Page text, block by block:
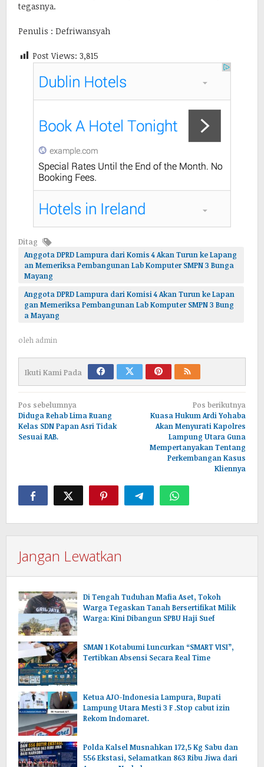
tegasnya.
Penulis : Defriwansyah
Post Views: 3,815
Ditag
Anggota DPRD Lampura dari Komis 4 Akan Turun ke Lapang
an Memeriksa Pembangunan Lab Komputer SMPN 3 Bunga
Mayang
Anggota DPRD Lampura dari Komisi 4 Akan Turun ke Lapan
gan Memeriksa Pembangunan Lab Komputer SMPN 3 Bung
a Mayang
oleh admin
Ikuti Kami Pada
Navigasi
pos
Pos sebelumnya
Diduga Rehab Lima Ruang
Kelas SDN Papan Asri Tidak
Sesuai RAB.
Pos berikutnya
Kuasa Hukum Ardi Yohaba
Akan Menyurati Kapolres
Lampung Utara Guna
Mempertanyakan Tentang
Perkembangan Kasus
Kliennya
Jangan Lewatkan
Di Tengah Tuduhan Mafia Aset, Tokoh
Warga Tegaskan Tanah Bersertifikat Milik
Warga: Kini Dibangun SPBU Haji Suef
SMAN 1 Kotabumi Luncurkan “SMART VISI”,
Tertibkan Absensi Secara Real Time
Ketua AJO-Indonesia Lampura, Bupati
Lampung Utara Mesti 3 F .Stop cabut izin
Rekom Indomaret.
Polda Kalsel Musnahkan 172,5 Kg Sabu dan
556 Ekstasi, Selamatkan 863 Ribu Jiwa dari